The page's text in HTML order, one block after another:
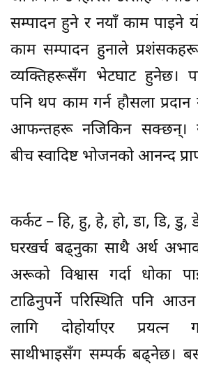
सम्पादन हुने र नयाँ काम पाइने
काम सम्पादन हुनाले
व्यक्तिहरूसँग भेटघाट हुनेछ।
पनि थप काम गर्न हौसला प्रदान
आफन्तहरू नजिकिन सक्छन्।
बीच स्वादिष्ट भोजनको आनन्द
कर्कट – हि, हु, हे, हो, डा, डि, डु,
घरखर्च बढ्नुका साथै अर्थ
अरूको विश्वास गर्दा धोका
टाढिनुपर्ने परिस्थिति पनि
लागि दोहोर्याएर प्रयत्न
साथीभाइसँग सम्पर्क बढ्नेछ।